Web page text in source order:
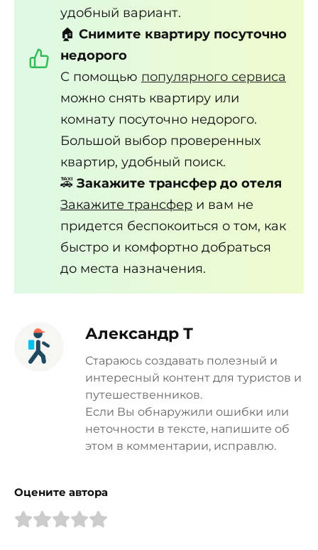
удобный вариант.
🏠 Снимите квартиру посуточно
недорого
С помощью популярного сервиса
можно снять квартиру или
комнату посуточно недорого.
Большой выбор проверенных
квартир, удобный поиск.
🚕 Закажите трансфер до отеля
Закажите трансфер и вам не
придется беспокоиться о том, как
быстро и комфортно добраться
до места назначения.
Александр Т
Стараюсь создавать полезный и
интересный контент для туристов и
путешественников.
Если Вы обнаружили ошибки или
неточности в тексте, напишите об
этом в комментарии, исправлю.
Оцените автора